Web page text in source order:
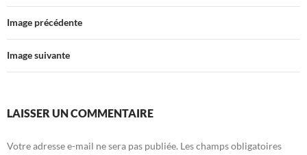
Image précédente
Image suivante
LAISSER UN COMMENTAIRE
Votre adresse e-mail ne sera pas publiée. Les champs obligatoires